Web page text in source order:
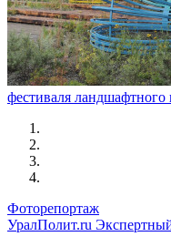
фестиваля ландшафтного
Фоторепортаж
УралПолит.ru